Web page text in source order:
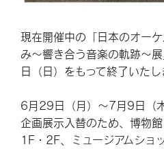
現在開催中の「日本のオー
み～響き合う音楽の軌跡～
日（日）をもって終了いたし
6月29日（月）～7月9日（
企画展示入替のため、博物
1F・2F、ミュージアムショ